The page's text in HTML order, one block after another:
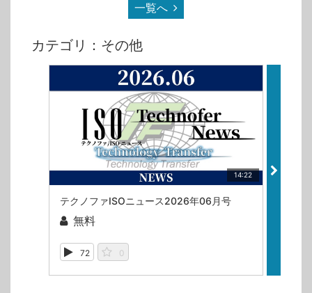
一覧へ
カテゴリ：その他
14:22
テクノファISOニュース2026年06月号
無料
72 0